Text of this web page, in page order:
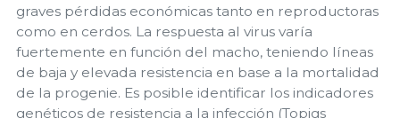
graves pérdidas económicas tanto en reproductoras
como en cerdos. La respuesta al virus varía
fuertemente en función del macho, teniendo líneas
de baja y elevada resistencia en base a la mortalidad
de la progenie. Es posible identificar los indicadores
genéticos de resistencia a la infección (Topigs